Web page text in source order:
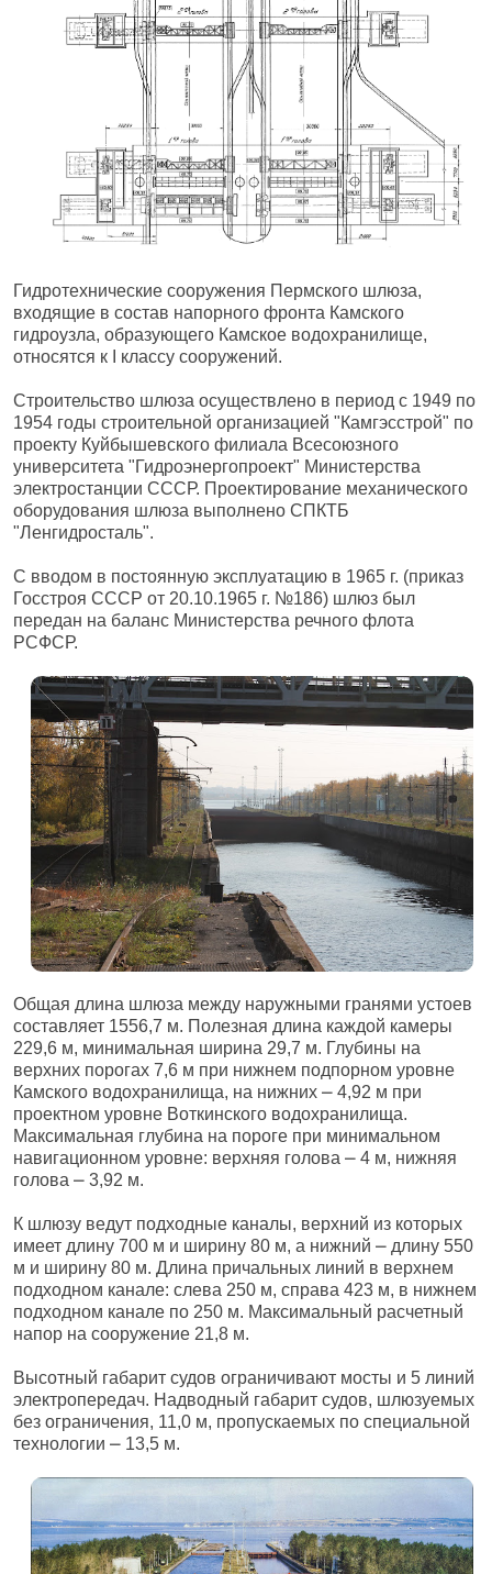
Гидротехнические сооружения Пермского шлюза,
входящие в состав напорного фронта Камского
гидроузла, образующего Камское водохранилище,
относятся к I классу сооружений.
Строительство шлюза осуществлено в период с 1949 по
1954 годы строительной организацией "Камгэсстрой" по
проекту Куйбышевского филиала Всесоюзного
университета "Гидроэнергопроект" Министерства
электростанции СССР. Проектирование механического
оборудования шлюза выполнено СПКТБ
"Ленгидросталь".
С вводом в постоянную эксплуатацию в 1965 г. (приказ
Госстроя СССР от 20.10.1965 г. №186) шлюз был
передан на баланс Министерства речного флота
РСФСР.
Общая длина шлюза между наружными гранями устоев
составляет 1556,7 м. Полезная длина каждой камеры
229,6 м, минимальная ширина 29,7 м. Глубины на
верхних порогах 7,6 м при нижнем подпорном уровне
Камского водохранилища, на нижних ⎼ 4,92 м при
проектном уровне Воткинского водохранилища.
Максимальная глубина на пороге при минимальном
навигационном уровне: верхняя голова ⎼ 4 м, нижняя
голова ⎼ 3,92 м.
К шлюзу ведут подходные каналы, верхний из которых
имеет длину 700 м и ширину 80 м, а нижний ⎼ длину 550
м и ширину 80 м. Длина причальных линий в верхнем
подходном канале: слева 250 м, справа 423 м, в нижнем
подходном канале по 250 м. Максимальный расчетный
напор на сооружение 21,8 м.
Высотный габарит судов ограничивают мосты и 5 линий
электропередач. Надводный габарит судов, шлюзуемых
без ограничения, 11,0 м, пропускаемых по специальной
технологии ⎼ 13,5 м.